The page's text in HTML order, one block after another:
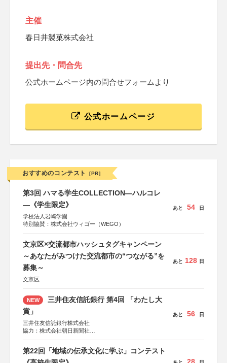
主催
春日井製菓株式会社
提出先・問合先
公式ホームページ内の問合せフォームより
公式ホームページ
おすすめのコンテスト [PR]
第3回 ハマる学生COLLECTION―ハルコレ
―《学生限定》
学校法人岩崎学園
特別協賛：株式会社ウィゴー（WEGO）
あと 54 日
文京区×交流都市ハッシュタグキャンペーン
～あなたがみつけた交流都市の“つながる”を
募集～
文京区
あと 128 日
NEW
三井住友信託銀行 第4回 「わたし大
賞」
三井住友信託銀行株式会社
協力：株式会社朝日新聞社
あと 56 日
第22回「地域の伝承文化に学ぶ」コンテスト